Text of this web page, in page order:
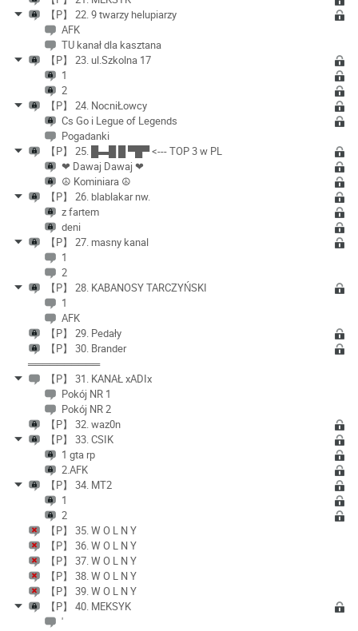
【P】 22. 9 twarzy helupiarzy
AFK
TU kanał dla kasztana
【P】 23. ul.Szkolna 17
1
2
【P】 24. NocniŁowcy
Cs Go i Legue of Legends
Pogadanki
【P】 25. █▬█ █ ▀█▀ <--- TOP 3 w PL
❤ Dawaj Dawaj ❤
☮ Kominiara ☮
【P】 26. blablakar nw.
z fartem
deni
【P】 27. masny kanal
1
2
【P】 28. KABANOSY TARCZYŃSKI
1
AFK
【P】 29. Pedały
【P】 30. Brander
══════════
【P】 31. KANAŁ xADIx
Pokój NR 1
Pokój NR 2
【P】 32. waz0n
【P】 33. CSIK
1 gta rp
2.AFK
【P】 34. MT2
1
2
【P】 35. W O L N Y
【P】 36. W O L N Y
【P】 37. W O L N Y
【P】 38. W O L N Y
【P】 39. W O L N Y
【P】 40. MEKSYK
'